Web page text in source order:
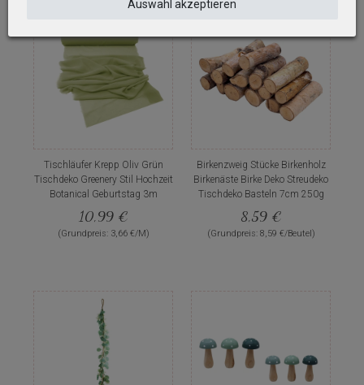
Tischläufer Krepp Oliv Grün
Tischdeko Greenery Stil Hochzeit
Botanical Geburtstag 3m
10,99 €
(Grundpreis: 3,66 €/M)
Birkenzweig Stücke Birkenholz
Birkenäste Birke Deko Streudeko
Tischdeko Basteln 7cm 250g
8,59 €
(Grundpreis: 8,59 €/Beutel)
Auswahl akzeptieren